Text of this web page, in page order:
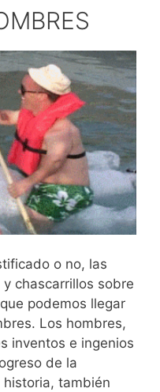
o no, las
chascarrillos sobre
podemos llegar
Los hombres,
inventos e ingenios
de la
también